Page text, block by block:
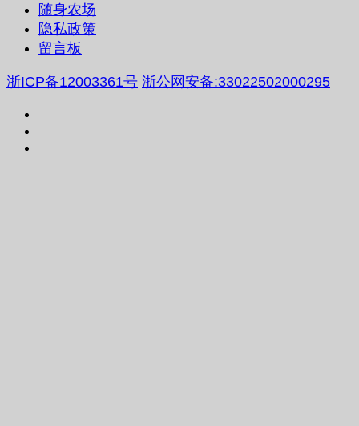
随身农场
隐私政策
留言板
浙ICP备12003361号 浙公网安备:33022502000295